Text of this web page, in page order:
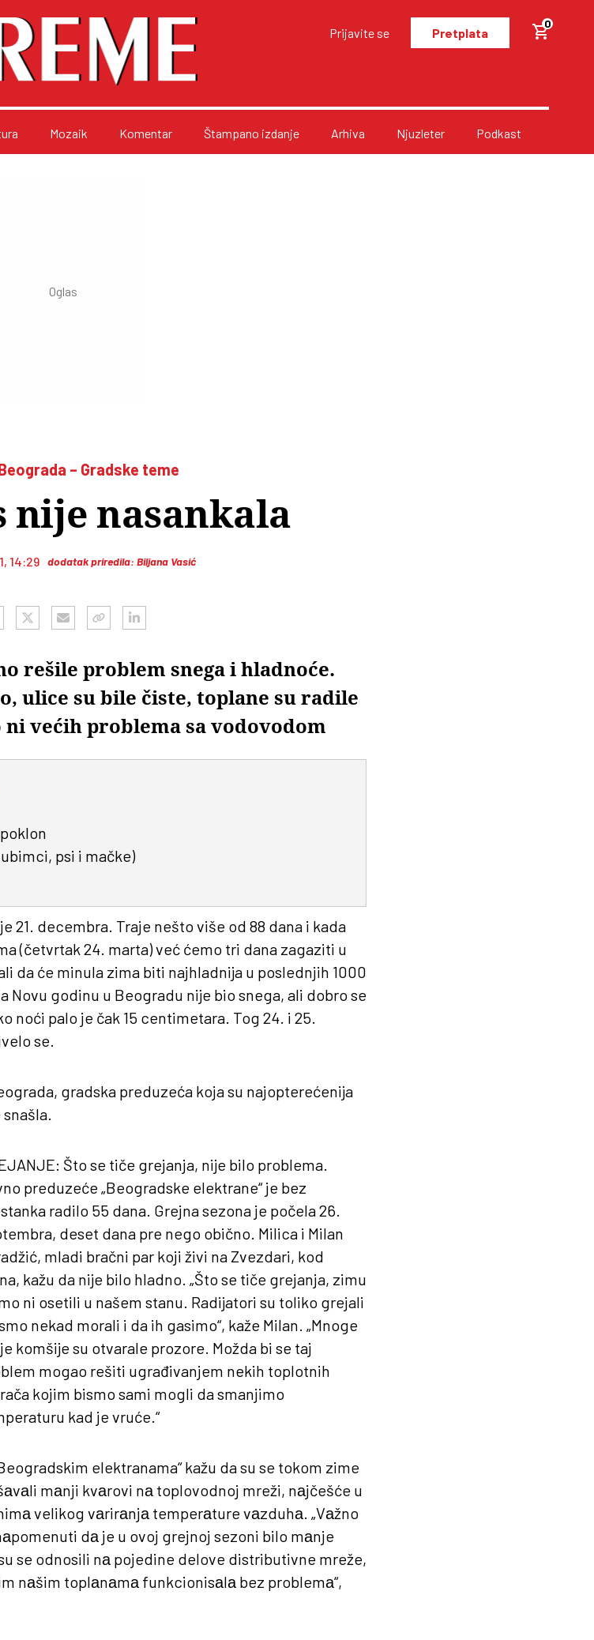
Prijavite se Pretplata
0
Mozaik Komentar Štampano izdanje Arhiva Njuzleter Podkast
– Gradske teme
nije nasankala
14:29 dodatak priredila: Biljana Vasić
rešile problem snega i hladnoće.
ulice su bile čiste, toplane su radile
većih problema sa vodovodom
psi i mačke)
21. decembra. Traje nešto više od 88 dana i kada
(četvrtak 24. marta) već ćemo tri dana zagaziti u
da će minula zima biti najhladnija u poslednjih 1000
Novu godinu u Beogradu nije bio snega, ali dobro se
noći palo je čak 15 centimetara. Tog 24. i 25.
se.
gradska preduzeća koja su najopterećenija
: Što se tiče grejanja, nije bilo problema.
preduzeće „Beogradske elektrane“ je bez
radilo 55 dana. Grejna sezona je počela 26.
deset dana pre nego obično. Milica i Milan
mladi bračni par koji živi na Zvezdari, kod
kažu da nije bilo hladno. „Što se tiče grejanja, zimu
ni osetili u našem stanu. Radijatori su toliko grejali
nekad morali i da ih gasimo“, kaže Milan. „Mnoge
komšije su otvarale prozore. Možda bi se taj
mogao rešiti ugrađivanjem nekih toplotnih
kojim bismo sami mogli da smanjimo
kad je vruće.“
elektranama“ kažu da su se tokom zime
mаnji kvаrovi nа toplovodnoj mreži, nаjčešće u
velikog vаrirаnjа temperаture vаzduhа. „Vаžno
dа je u ovoj grejnoj sezoni bilo mаnje
se odnosili nа pojedine delove distributivne mreže,
nаšim toplаnаmа funkcionisаlа bez problemа“,